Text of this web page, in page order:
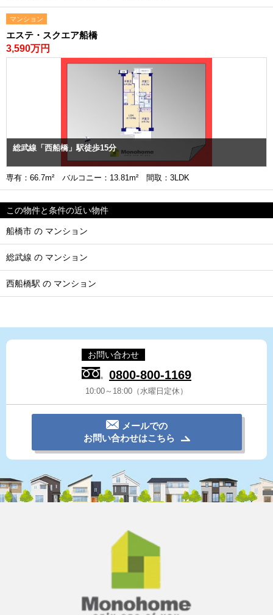
マンション
エステ・スクエア船橋
3,590万円
総武線「西船橋」駅徒歩15分
専有：66.7m² バルコニー：13.81m² 間取：3LDK
この物件と条件の近い物件
船橋市 の マンション
総武線 の マンション
西船橋駅 の マンション
お問い合わせ
0800-800-1169
10:00～18:00（水曜日定休）
メールでの
お問い合わせはこちら